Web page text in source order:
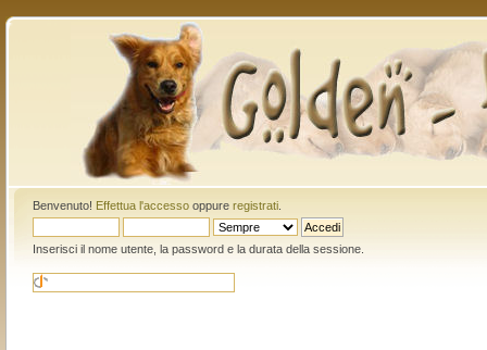
Benvenuto! Effettua l'accessooppure registrati.
Inserisci il nome utente, la password e la durata della sessione.